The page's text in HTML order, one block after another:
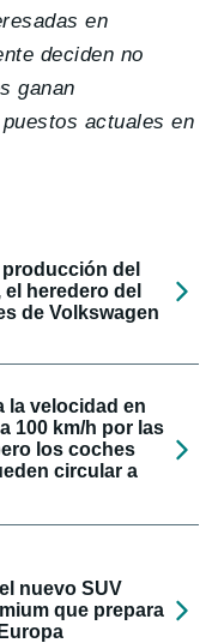
en
deciden no
ganan
actuales en
del
heredero del
de Volkswagen
la velocidad en
100 km/h por las
los coches
circular a
nuevo SUV
que prepara